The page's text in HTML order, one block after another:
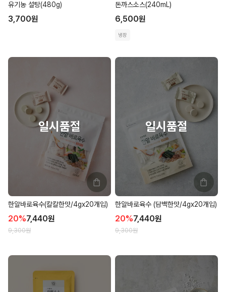
유기농 설탕(480g)
3,700원
돈까스소스(240mL)
6,500원
냉장
한알바로육수(칼칼한맛/4gx20개입)
20%7,440원
9,300원
한알바로육수 (담백한맛/4gx20개입)
20%7,440원
9,300원